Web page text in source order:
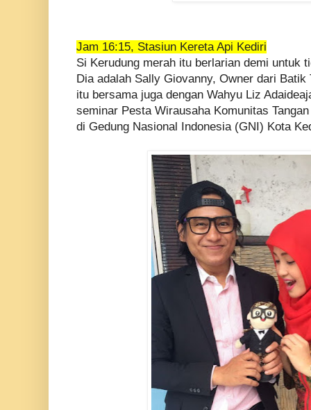
Jam 16:15, Stasiun Kereta Api Kediri
Si Kerudung merah itu berlarian demi untuk
Dia adalah Sally Giovanny, Owner dari
itu bersama juga dengan Wahyu Liz
seminar Pesta Wirausaha Komunitas
di Gedung Nasional Indonesia (GNI) Kota